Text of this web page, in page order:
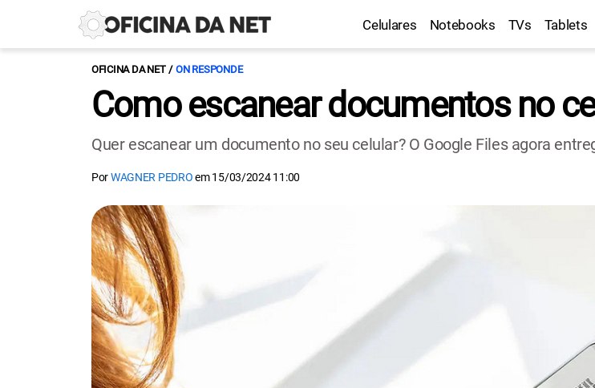
Celulares Notebooks TVs Tablets
OFICINA DA NET ON RESPONDE
Como escanear documentos no
Quer escanear um documento no seu celular? O Google Files agora
PorWAGNER PEDROem15/03/2024 11:00